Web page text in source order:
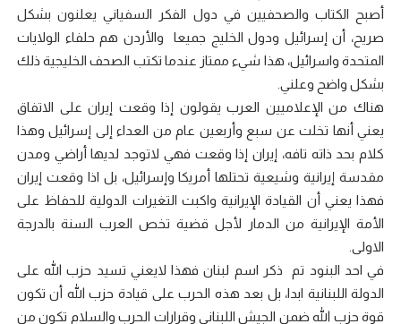
أصبح الكتاب والصحفيين في دول الفكر السفياني يعلنون بشكل
صريح، أن إسرائيل ودول الخليج جميعا والأردن هم حلفاء الولايات
المتحدة واسرائيل، هذا شيء ممتاز عندما تكتب الصحف الخليجية ذلك
بشكل واضح وعلني.
هناك من الإعلاميين العرب يقولون إذا وقعت إيران على الاتفاق
يعني أنها تخلت عن سبع وأربعين عام من العداء إلى إسرائيل وهذا
كلام بحد ذاته تافه، إيران إذا وقعت فهي لاتوجد لديها أراضي ومدن
مقدسة إيرانية وشيعية تحتلها أمريكا وإسرائيل، بل اذا وقعت إيران
فهذا يعني أن القيادة الإيرانية واكبت التغيرات الدولية للحفاظ على
الأمة الإيرانية من الدمار لأجل قضية تخص العرب السنة بالدرجة
الاولى.
في احد البنود تم ذكر اسم لبنان فهذا لايعني تسيد حزب الله على
الدولة اللبنانية ابدا، بل بعد هذه الحرب على قيادة حزب الله أن تكون
قوة حزب الله ضمن الجيش اللبناني وقرارات الحرب والسلام تكون من